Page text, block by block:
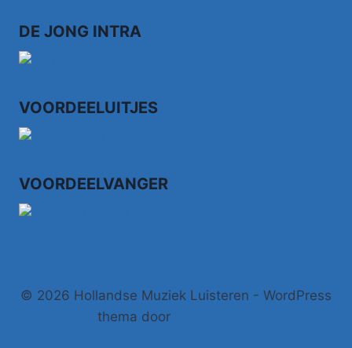
DE JONG INTRA
VOORDEELUITJES
VOORDEELVANGER
© 2026 Hollandse Muziek Luisteren - WordPress
thema door